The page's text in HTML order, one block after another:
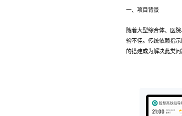
一、项目背景
随着大型综合体、医
验不佳。传统依赖指
的搭建成为解决此类